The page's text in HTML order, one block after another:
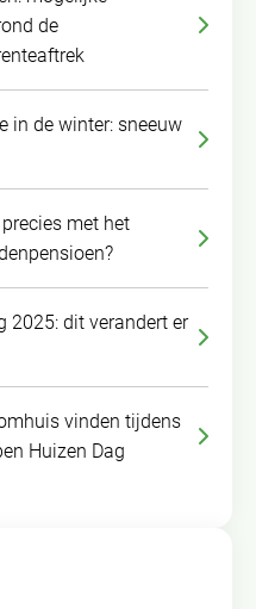
de
in de winter: sneeuw
met het
2025: dit verandert er
vinden tijdens
Huizen Dag